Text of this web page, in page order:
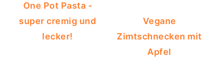
One Pot Pasta -
super cremig und
lecker!
Vegane
Zimtschnecken mit
Apfel